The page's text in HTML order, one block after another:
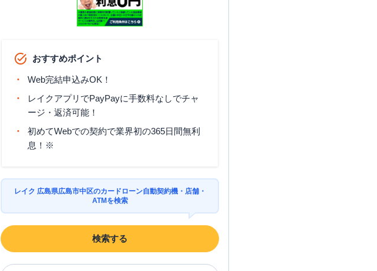
おすすめポイント
Web完結申込みOK！
レイクアプリでPayPayに手数料なしでチャ
ージ・返済可能！
初めてWebでの契約で業界初の365日間無利
息！※
レイク 広島県広島市中区のカードローン自動契約機・店舗・
ATMを検索
検索する